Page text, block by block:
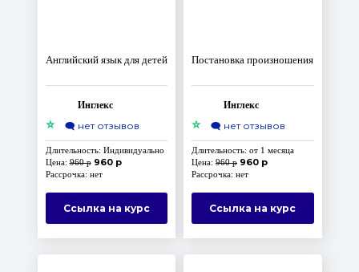
Английский язык для детей
Инглекс
⭐ 🗨️ нет отзывов
Длительность: Индивидуально
Цена:960 р 960 р
Рассрочка: нет
Ссылка на курс
Постановка произношения
Инглекс
⭐ 🗨️ нет отзывов
Длительность: от 1 месяца
Цена: 960 р 960 р
Рассрочка: нет
Ссылка на курс